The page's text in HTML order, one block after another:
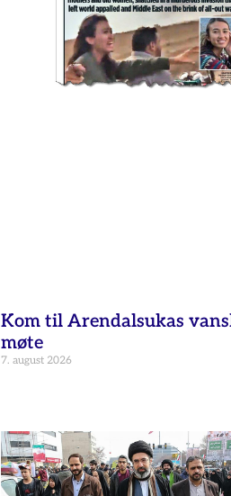
Kom til Arendalsukas
møte
7. august 2026